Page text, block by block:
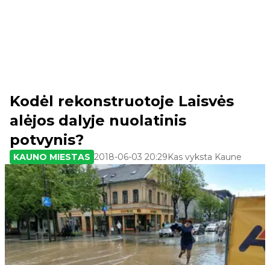
Kodėl rekonstruotoje Laisvės
alėjos dalyje nuolatinis
potvynis?
KAUNO MIESTAS 2018-06-03 20:29Kas vyksta Kaune